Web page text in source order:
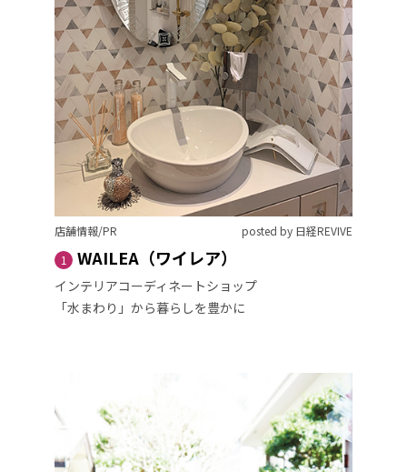
店舗情報/PR
posted by 日経REVIVE
1
WAILEA（ワイレア）
インテリアコーディネートショップ
「水まわり」から暮らしを豊かに